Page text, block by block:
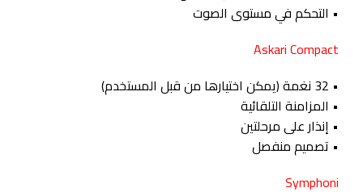
• التحكم في مستوى الصوت
Askari Compact
• 32 نغمة (يمكن اختيارها من قبل المستخدم)
• المزامنة التلقائية
• إنذار على مرحلتين
• تصميم منفصل
Symphoni